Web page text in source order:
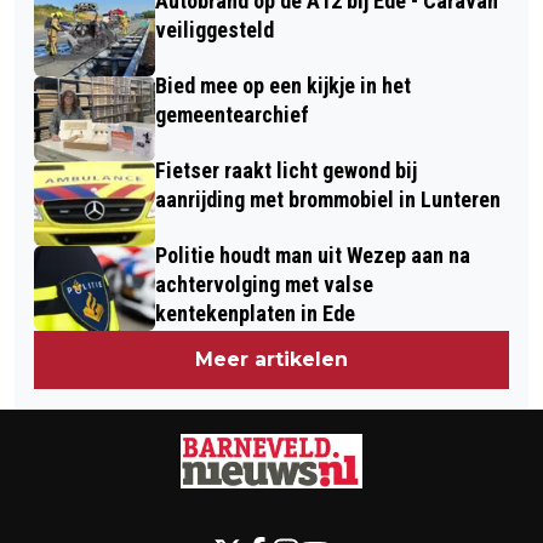
veiliggesteld
Bied mee op een kijkje in het
gemeentearchief
Fietser raakt licht gewond bij
aanrijding met brommobiel in Lunteren
Politie houdt man uit Wezep aan na
achtervolging met valse
kentekenplaten in Ede
Meer artikelen